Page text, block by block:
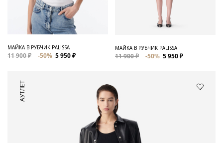
МАЙКА В РУБЧИК PALISSA
11 900 ₽ -50% 5 950 ₽
МАЙКА В РУБЧИК PALISSA
11 900 ₽ -50% 5 950 ₽
АУТЛЕТ